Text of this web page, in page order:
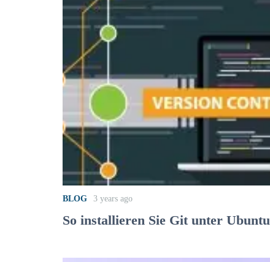
BLOG 3 years ago
So installieren Sie Git unter Ubuntu